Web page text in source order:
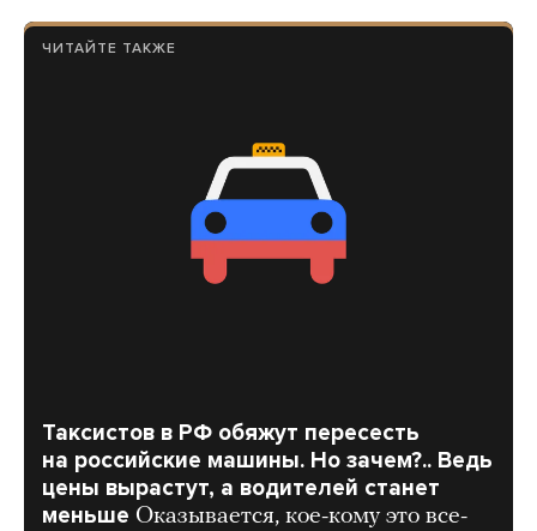
ЧИТАЙТЕ ТАКЖЕ
Таксистов в РФ обяжут пересесть
на российские машины. Но зачем?.. Ведь
цены вырастут, а водителей станет
меньше Оказывается, кое-кому это все-